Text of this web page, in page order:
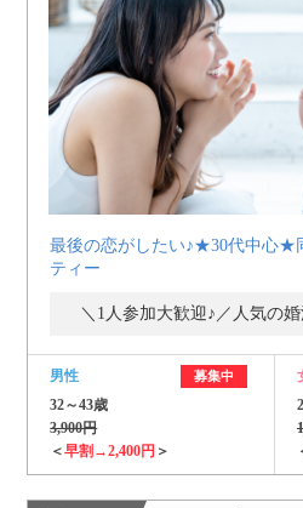
最後の恋がしたい♪★30代中心★
ティー
＼1人参加大歓迎♪／人気の
男性 募集中
32～43歳
3,900円
＜早割→2,400円 ＞